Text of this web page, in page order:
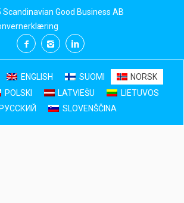
Good Business AB
ENGLISH SUOMI
NORSK
POLSKI LATVIEŠU
LIETUVOS
РУССКИЙ
SLOVENŠČINA